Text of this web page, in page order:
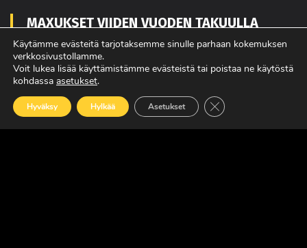
MAXUKSET VIIDEN VUODEN TAKUULLA
LUE LISÄÄ
Käytämme evästeitä tarjotaksemme sinulle parhaan kokemuksen
verkkosivustollamme.
Voit lukea lisää käyttämistämme evästeistä tai poistaa ne käytöstä
kohdassa asetukset.
Hyväksy Hylkää Asetukset Sulje evästebanneri